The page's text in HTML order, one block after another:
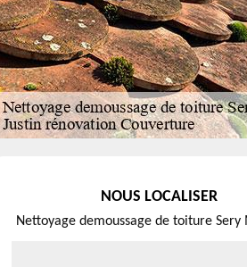
NOUS LOCALISER
Nettoyage demoussage de toiture Sery